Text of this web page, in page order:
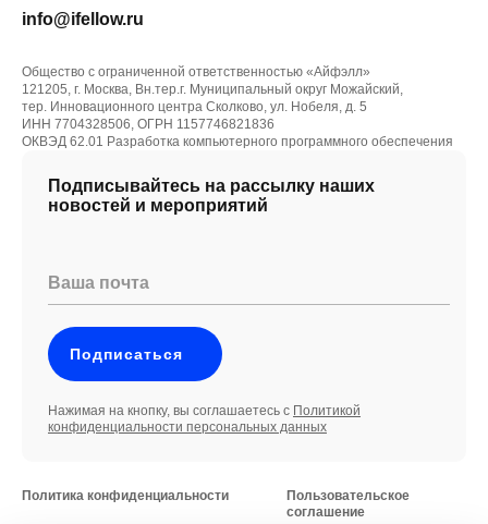
Подписывайтесь на рассылку наших
новостей и мероприятий
Ваша почта
Подписаться
Нажимая на кнопку, вы соглашаетесь с Политикой
конфиденциальности персональных данных
Политика конфиденциальности
Пользовательское
соглашение
info@ifellow.ru
Общество с ограниченной ответственностью «Айфэлл»
121205, г. Москва, Вн.тер.г. Муниципальный округ Можайский,
тер. Инновационного центра Сколково, ул. Нобеля, д. 5
ИНН 7704328506, ОГРН 1157746821836
ОКВЭД 62.01 Разработка компьютерного программного обеспечения